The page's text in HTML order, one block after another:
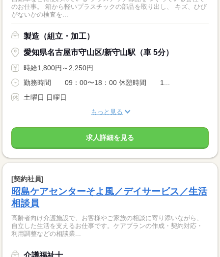
のお仕事。 箱から軽いプラスチックの部品を取り出し、 キズ、ひび
がないかの検査を...
製造（組立・加工）
愛知県名古屋市守山区/新守山駅（車 5分）
時給1,800円～2,250円
勤務時間 09：00〜18：00 休憩時間 1...
土曜日 日曜日
もっと見る
求人詳細を見る
[契約社員]
昭島ケアセンターそよ風／デイサービス／生活
相談員
高齢者向け介護施設で、お客様やご家族の相談に寄り添いながら、
自立した生活を支えるお仕事です。ケアプランの作成・契約対応・
利用調整などの相談業...
介護福祉士